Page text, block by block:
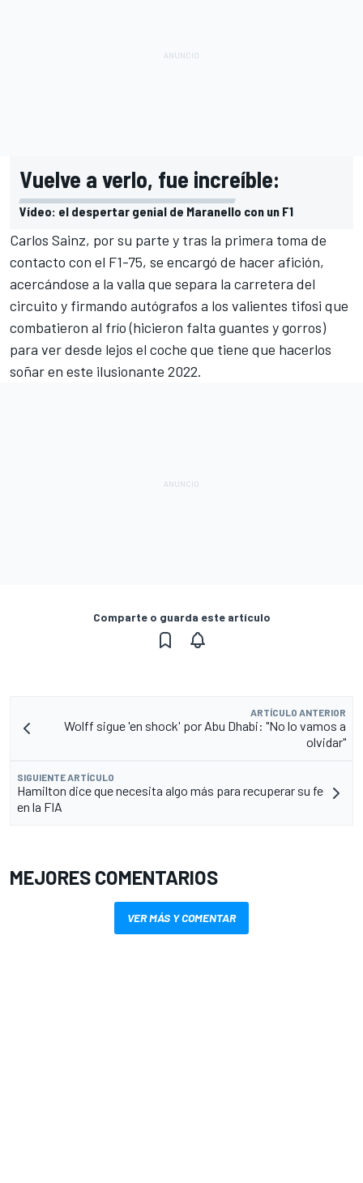
Vuelve a verlo, fue increíble:
Vídeo: el despertar genial de Maranello con un F1
Carlos Sainz, por su parte y tras la primera toma de
contacto con el F1-75, se encargó de hacer afición,
acercándose a la valla que separa la carretera del
circuito y firmando autógrafos a los valientes tifosi que
combatieron al frío (hicieron falta guantes y gorros)
para ver desde lejos el coche que tiene que hacerlos
soñar en este ilusionante 2022.
Comparte o guarda este artículo
ARTÍCULO ANTERIOR
Wolff sigue 'en shock' por Abu Dhabi: "No lo vamos a
olvidar"
SIGUIENTE ARTÍCULO
Hamilton dice que necesita algo más para recuperar su fe
en la FIA
MEJORES COMENTARIOS
VER MÁS Y COMENTAR